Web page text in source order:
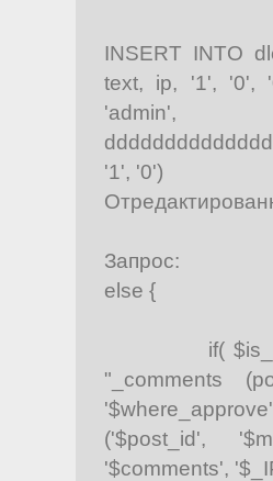
INSERT INTO
text, ip, '1', '0',
'admin',
'1', '0')
Запрос:
else {
if(
"_comments
('$post_id',
'$comments',